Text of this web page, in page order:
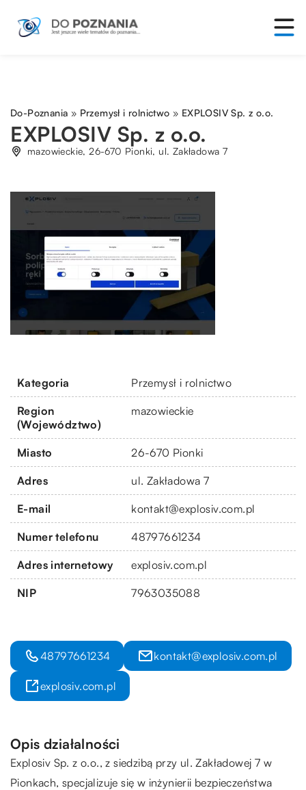
Do-Poznania » Przemysł i rolnictwo » EXPLOSIV Sp. z o.o.
EXPLOSIV Sp. z o.o.
mazowieckie, 26-670 Pionki, ul. Zakładowa 7
Kategoria Przemysł i rolnictwo
Region
(Województwo)
mazowieckie
Miasto 26-670 Pionki
Adres ul. Zakładowa 7
E-mail kontakt@explosiv.com.pl
Numer telefonu 48797661234
Adres internetowy explosiv.com.pl
NIP 7963035088
48797661234 kontakt@explosiv.com.pl
explosiv.com.pl
Opis działalności
Explosiv Sp. z o.o., z siedzibą przy ul. Zakładowej 7 w
Pionkach, specjalizuje się w inżynierii bezpieczeństwa